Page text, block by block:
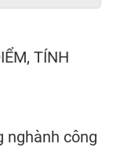
TÍNH
nghành công